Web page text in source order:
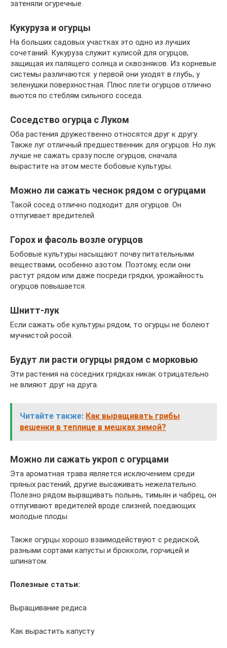
затеняли огуречные.
Кукуруза и огурцы
На больших садовых участках это одно из лучших
сочетаний. Кукуруза служит кулисой для огурцов,
защищая их палящего солнца и сквозняков. Из корневые
системы различаются: у первой они уходят в глубь, у
зеленушки поверхностная. Плюс плети огурцов отлично
вьются по стеблям сильного соседа.
Соседство огурца с Луком
Оба растения дружественно относятся друг к другу.
Также луг отличный предшественник для огурцов. Но лук
лучше не сажать сразу после огурцов, сначала
вырастите на этом месте бобовые культуры.
Можно ли сажать чеснок рядом с огурцами
Такой сосед отлично подходит для огурцов. Он
отпугивает вредителей.
Горох и фасоль возле огурцов
Бобовые культуры насыщают почву питательными
веществами, особенно азотом. Поэтому, если они
растут рядом или даже посреди грядки, урожайность
огурцов повышается.
Шнитт-лук
Если сажать обе культуры рядом, то огурцы не болеют
мучнистой росой.
Будут ли расти огурцы рядом с морковью
Эти растения на соседних грядках никак отрицательно
не влияют друг на друга.
Читайте также: Как выращивать грибы
вешенки в теплице в мешках зимой?
Можно ли сажать укроп с огурцами
Эта ароматная трава является исключением среди
пряных растений, другие высаживать нежелательно.
Полезно рядом выращивать полынь, тимьян и чабрец, он
отпугивают вредителей вроде слизней, поедающих
молодые плоды.
Также огурцы хорошо взаимодействуют с редиской,
разными сортами капусты и брокколи, горчицей и
шпинатом.
Полезные статьи:
Выращивание редиса
Как вырастить капусту